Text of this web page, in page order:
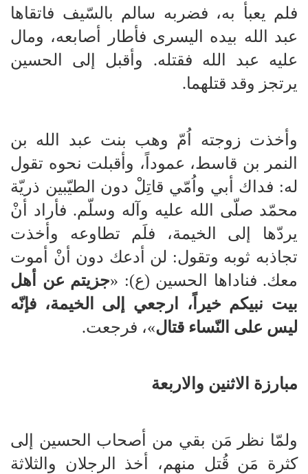
فلم يعبأ به، فضربه سالم بالسّيف فاتقاها
عبد الله بيده اليسرى فأطار أصابعه، ومال
عليه عبد الله فقتله. وأقبل إلى الحسين
يرتجز وقد قتلهما.
وأخذت زوجته اُمّ وهب بنت عبد الله بن
النمر بن قاسط، عموداً، وأقبلت نحوه تقول
له: فداك أبي واُمّي قاتِلْ دون الطيّبين ذريّة
محمّد صلّى الله عليه وآله وسلّم. فأراد أنْ
يردّها إلى الخيمة، فلَم تطاوعه وأخذت
تجاذبه ثوبه وتقول: لن أدعك دون أنْ أموت
معك. فناداها الحسين (ع): «جزيتم عن أهل
بيت نبيكم خيراً، ارجعي إلى الخيمة، فإنّه
ليس على النّساء قتال»، فرجعت.
مبارزة الاثنين والاربعة
ولمّا نظر مَن بقي من أصحاب الحسين إلى
كثرة مَن قُتل منهم، أخذ الرجلان والثلاثة